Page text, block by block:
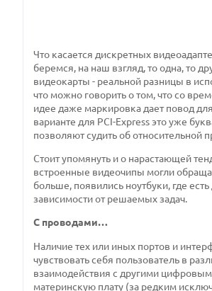
Что касается дискретных
беремся, на наш взгляд, то одна, то
видеокарты - реальной разницы в
что можно говорить о том, что со
идее даже маркировка дает повод
варианте для PCI-Express это уже
позволяют судить об относительной
Стоит упомянуть и о нарастающей
встроенные видеочипы могли
больше, появились ноутбуки, где
зависимости от решаемых задач.
С проводами…
Наличие тех или иных портов и
чувствовать себя пользователь в
взаимодействия с другими
материнскую плату (за редким